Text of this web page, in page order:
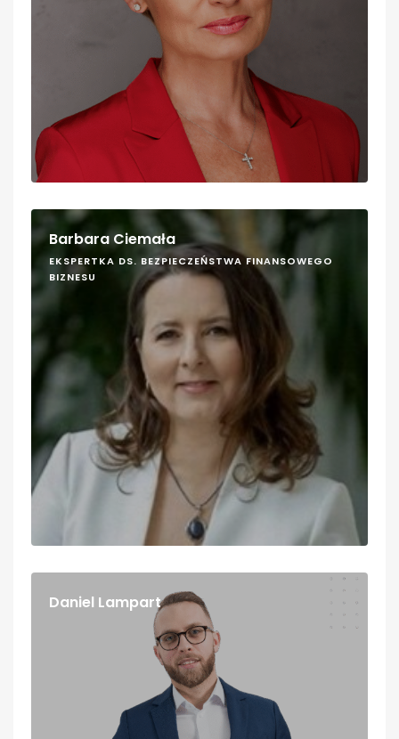
Barbara Ciemała
EKSPERTKA DS. BEZPIECZEŃSTWA FINANSOWEGO
BIZNESU
Daniel Lampart